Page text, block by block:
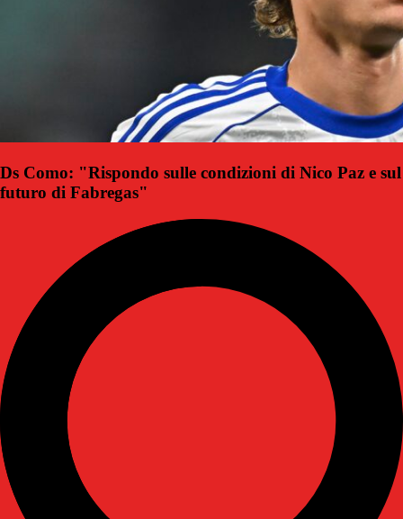
Ds Como: "Rispondo sulle condizioni di Nico Paz e sul
futuro di Fabregas"